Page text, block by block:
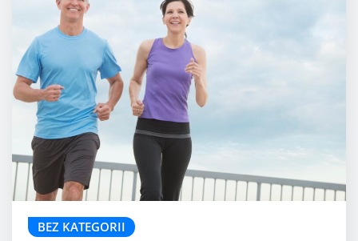
BEZ KATEGORII